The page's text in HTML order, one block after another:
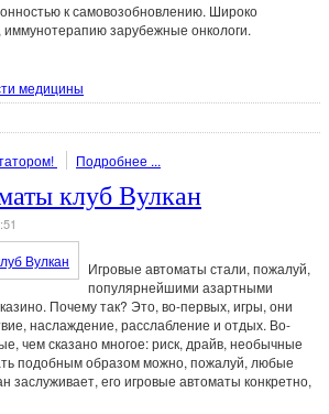
к самовозобновлению. Широко
иммунотерапию зарубежные онкологи.
медицины
Подробнее ...
клуб Вулкан
Игровые автоматы стали, пожалуй,
популярнейшими азартными
Почему так? Это, во-первых, игры, они
наслаждение, расслабление и отдых. Во-
чем сказано многое: риск, драйв, необычные
подобным образом можно, пожалуй, любые
заслуживает, его игровые автоматы конкретно,